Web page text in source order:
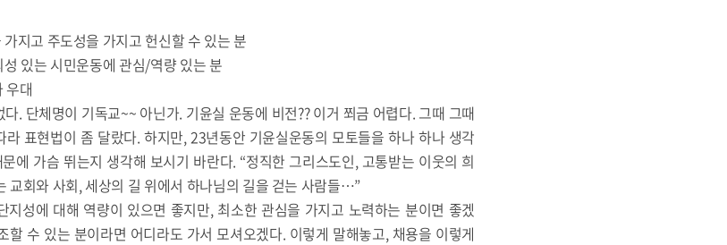
지고 주도성을 가지고 헌신할 수 있는 분
있는 시민운동에 관심/역량 있는 분
우대
. 단체명이 기독교~~ 아닌가. 기윤실 운동에 비전?? 이거 쬐금 어렵다. 그때 그때
표현법이 좀 달랐다. 하지만, 23년동안 기윤실운동의 모토들을 하나 하나 생각
에 가슴 뛰는지 생각해 보시기 바란다. “정직한 그리스도인, 고통받는 이웃의 희
교회와 사회, 세상의 길 위에서 하나님의 길을 걷는 사람들…”
성에 대해 역량이 있으면 좋지만, 최소한 관심을 가지고 노력하는 분이면 좋겠
할 수 있는 분이라면 어디라도 가서 모셔오겠다. 이렇게 말해놓고, 채용을 이렇게